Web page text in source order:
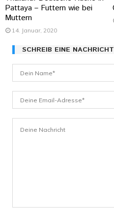
Pattaya – Futtern wie bei
Muttern
14. Januar, 2020
SCHREIB EINE NACHRICHT